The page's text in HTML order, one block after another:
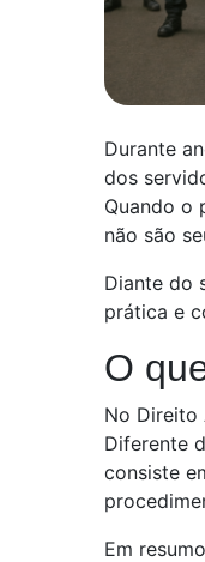
Durante
dos
Quando o
não são
Diante do
prática e
O
No Direito
Diferente
consiste
Em